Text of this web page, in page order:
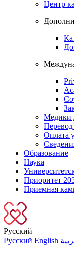
Центр
Медики
Оплата
Образование
Наука
Приоритет
Приемная
Русский
Русский English